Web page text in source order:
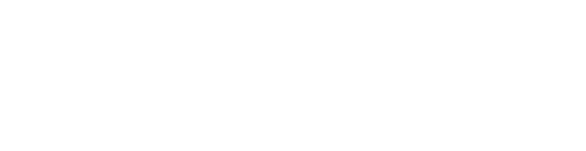
des plateformes et des dApps.